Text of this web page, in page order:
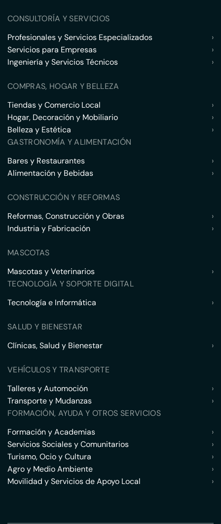
CONSULTORÍA Y SERVICIOS
Profesionales y Servicios Especializados
›
Servicios para Empresas
›
Ingeniería y Servicios Técnicos
›
COMPRAS, HOGAR Y BELLEZA
Tiendas y Comercio Local
›
Hogar, Decoración y Mobiliario
›
Belleza y Estética
›
GASTRONOMÍA Y ALIMENTACIÓN
Bares y Restaurantes
›
Alimentación y Bebidas
›
CONSTRUCCIÓN Y REFORMAS
Reformas, Construcción y Obras
›
Industria y Fabricación
›
MASCOTAS
Mascotas y Veterinarios
›
TECNOLOGÍA Y SOPORTE DIGITAL
Tecnología e Informática
›
SALUD Y BIENESTAR
Clínicas, Salud y Bienestar
›
VEHÍCULOS Y TRANSPORTE
Talleres y Automoción
›
Transporte y Mudanzas
›
FORMACIÓN, AYUDA Y OTROS SERVICIOS
Formación y Academias
›
Servicios Sociales y Comunitarios
›
Turismo, Ocio y Cultura
›
Agro y Medio Ambiente
›
Movilidad y Servicios de Apoyo Local
›